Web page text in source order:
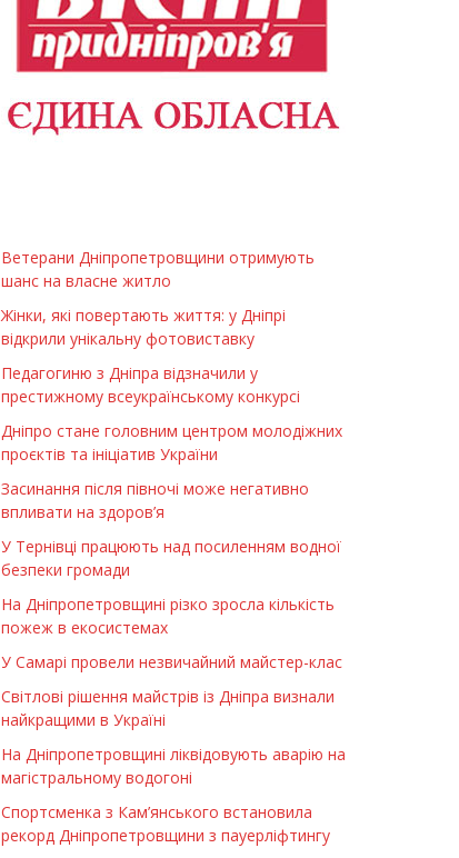
Ветерани Дніпропетровщини отримують
шанс на власне житло
Жінки, які повертають життя: у Дніпрі
відкрили унікальну фотовиставку
Педагогиню з Дніпра відзначили у
престижному всеукраїнському конкурсі
Дніпро стане головним центром молодіжних
проєктів та ініціатив України
Засинання після півночі може негативно
впливати на здоров’я
У Тернівці працюють над посиленням водної
безпеки громади
На Дніпропетровщині різко зросла кількість
пожеж в екосистемах
У Самарі провели незвичайний майстер-клас
Світлові рішення майстрів із Дніпра визнали
найкращими в Україні
На Дніпропетровщині ліквідовують аварію на
магістральному водогоні
Спортсменка з Кам’янського встановила
рекорд Дніпропетровщини з пауерліфтингу